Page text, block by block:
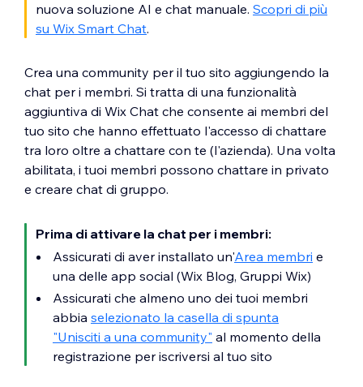
nuova soluzione AI e chat manuale. Scopri di più
su Wix Smart Chat.
Crea una community per il tuo sito aggiungendo la
chat per i membri. Si tratta di una funzionalità
aggiuntiva di Wix Chat che consente ai membri del
tuo sito che hanno effettuato l'accesso di chattare
tra loro oltre a chattare con te (l'azienda). Una volta
abilitata, i tuoi membri possono chattare in privato
e creare chat di gruppo.
Prima di attivare la chat per i membri:
Assicurati di aver installato un'Area membri e
una delle app social (Wix Blog, Gruppi Wix)
Assicurati che almeno uno dei tuoi membri
abbia selezionato la casella di spunta
"Unisciti a una community" al momento della
registrazione per iscriversi al tuo sito